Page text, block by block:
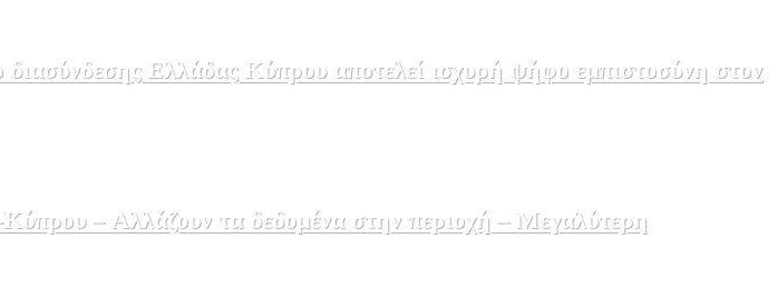
Ελλάδας Κύπρου αποτελεί ισχυρή ψήφο εμπιστοσύνη στον
– Αλλάζουν τα δεδομένα στην περιοχή – Μεγαλύτερη